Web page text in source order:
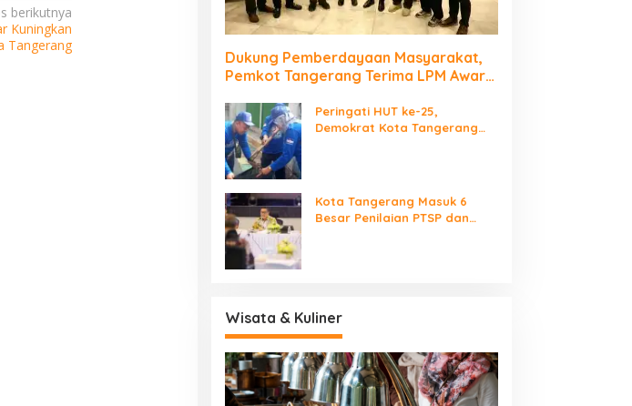
berikutnya
Kuningkan
Tangerang
Dukung Pemberdayaan Masyarakat,
Pemkot Tangerang Terima LPM Award
Peringati HUT ke-25,
Demokrat Kota Tangerang
Kota Tangerang Masuk 6
Besar Penilaian PTSP dan
Wisata & Kuliner